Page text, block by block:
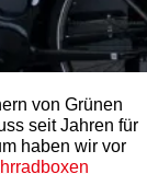
von Grünen
seit Jahren für
haben wir vor